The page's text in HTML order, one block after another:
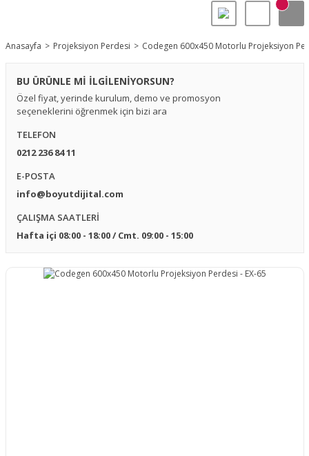
Anasayfa Projeksiyon Perdesi Codegen 600x450 Motorlu Projeksiyon
BU ÜRÜNLE Mİ İLGİLENİYORSUN?
Özel fiyat, yerinde kurulum, demo ve promosyon
seçeneklerini öğrenmek için bizi ara
TELEFON
0212 236 84 11
E-POSTA
info@boyutdijital.com
ÇALIŞMA SAATLERİ
Hafta içi 08:00 - 18:00 / Cmt. 09:00 - 15:00